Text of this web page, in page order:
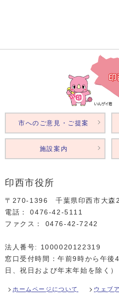
印西市役所
〒270-1396 千葉県印西市大森
電話： 0476‐42‐5111
ファクス： 0476‐42‐7242
法人番号: 1000020122319
窓口受付時間：午前9時から午後
日、祝日および年末年始を除く）
ホームページについて ウェブ
市へのご意見・ご提案
施設案内